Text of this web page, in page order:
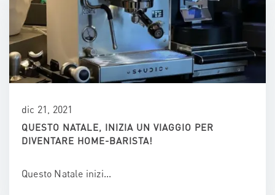
dic 21, 2021
QUESTO NATALE, INIZIA UN VIAGGIO PER
DIVENTARE HOME-BARISTA!
Questo Natale inizi...